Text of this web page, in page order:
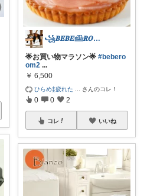
꧁𝑩𝑬𝑩𝑬𓊝𝑹𝑶𝑶𝑴꧂
🌟お買い物マラソン🌟 #bebero
om2 ...
￥ 6,500
ひらめ⁑疲れた さんのコレ！
0 0 2
コレ いいね